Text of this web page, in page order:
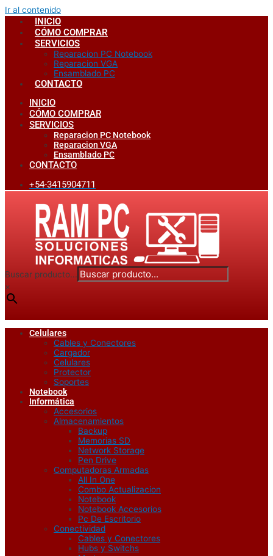
Ir al contenido
INICIO
CÓMO COMPRAR
SERVICIOS
Reparacion PC Notebook
Reparacion VGA
Ensamblado PC
CONTACTO
INICIO
CÓMO COMPRAR
SERVICIOS
Reparacion PC Notebook
Reparacion VGA
Ensamblado PC
CONTACTO
+54-3415904711
Buscar producto...
×
Celulares
Cables y Conectores
Cargador
Celulares
Protector
Soportes
Notebook
Informática
Accesorios
Almacenamientos
Backup
Memorias SD
Network Storage
Pen Drive
Computadoras Armadas
All In One
Combo Actualizacion
Notebook
Notebook Accesorios
Pc De Escritorio
Conectividad
Cables y Conectores
Hubs y Switchs